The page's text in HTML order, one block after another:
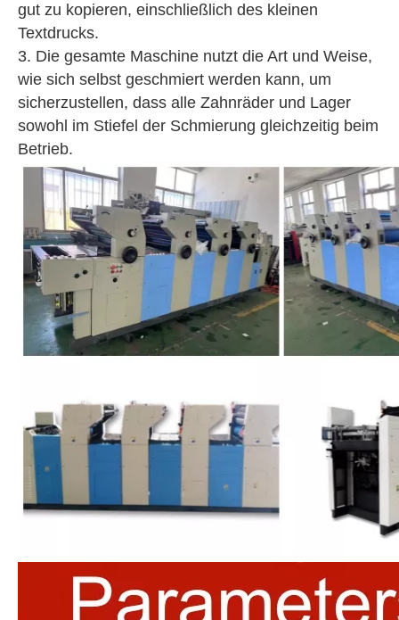
gut zu kopieren, einschließlich des kleinen
Textdrucks.
3. Die gesamte Maschine nutzt die Art und Weise,
wie sich selbst geschmiert werden kann, um
sicherzustellen, dass alle Zahnräder und Lager
sowohl im Stiefel der Schmierung gleichzeitig beim
Betrieb.